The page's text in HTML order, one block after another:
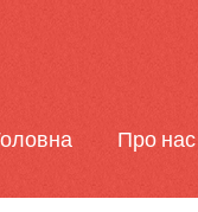
Про нас